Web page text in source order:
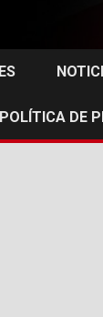
POLÍTICA DE